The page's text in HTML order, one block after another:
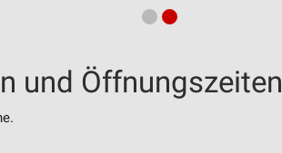
und Öffnungszeiten